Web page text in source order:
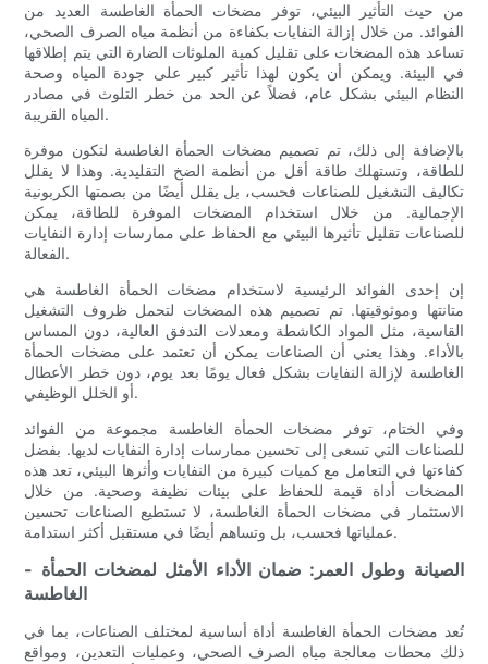
من حيث التأثير البيئي، توفر مضخات الحمأة الغاطسة العديد من
الفوائد. من خلال إزالة النفايات بكفاءة من أنظمة مياه الصرف الصحي،
تساعد هذه المضخات على تقليل كمية الملوثات الضارة التي يتم إطلاقها
في البيئة. ويمكن أن يكون لهذا تأثير كبير على جودة المياه وصحة
النظام البيئي بشكل عام، فضلاً عن الحد من خطر التلوث في مصادر
المياه القريبة.
بالإضافة إلى ذلك، تم تصميم مضخات الحمأة الغاطسة لتكون موفرة
للطاقة، وتستهلك طاقة أقل من أنظمة الضخ التقليدية. وهذا لا يقلل
تكاليف التشغيل للصناعات فحسب، بل يقلل أيضًا من بصمتها الكربونية
الإجمالية. من خلال استخدام المضخات الموفرة للطاقة، يمكن
للصناعات تقليل تأثيرها البيئي مع الحفاظ على ممارسات إدارة النفايات
الفعالة.
إن إحدى الفوائد الرئيسية لاستخدام مضخات الحمأة الغاطسة هي
متانتها وموثوقيتها. تم تصميم هذه المضخات لتحمل ظروف التشغيل
القاسية، مثل المواد الكاشطة ومعدلات التدفق العالية، دون المساس
بالأداء. وهذا يعني أن الصناعات يمكن أن تعتمد على مضخات الحمأة
الغاطسة لإزالة النفايات بشكل فعال يومًا بعد يوم، دون خطر الأعطال
أو الخلل الوظيفي.
وفي الختام، توفر مضخات الحمأة الغاطسة مجموعة من الفوائد
للصناعات التي تسعى إلى تحسين ممارسات إدارة النفايات لديها. بفضل
كفاءتها في التعامل مع كميات كبيرة من النفايات وأثرها البيئي، تعد هذه
المضخات أداة قيمة للحفاظ على بيئات نظيفة وصحية. من خلال
الاستثمار في مضخات الحمأة الغاطسة، لا تستطيع الصناعات تحسين
عملياتها فحسب، بل وتساهم أيضًا في مستقبل أكثر استدامة.
- الصيانة وطول العمر: ضمان الأداء الأمثل لمضخات الحمأة
الغاطسة
تُعد مضخات الحمأة الغاطسة أداة أساسية لمختلف الصناعات، بما في
ذلك محطات معالجة مياه الصرف الصحي، وعمليات التعدين، ومواقع